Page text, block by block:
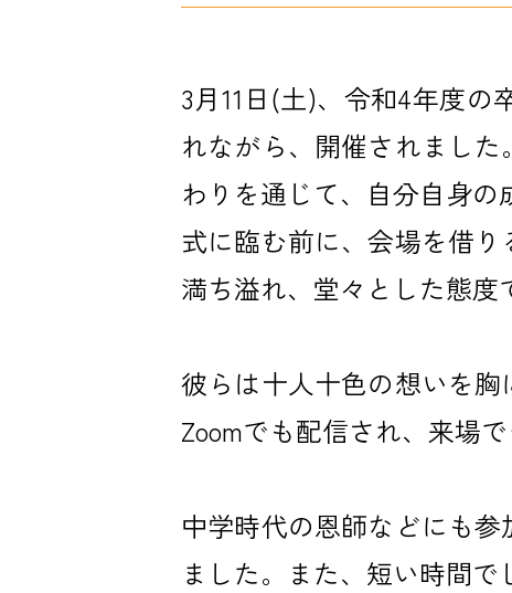
3月11日(土)、令和4年度
れながら、開催されまし
わりを通じて、自分自身の
式に臨む前に、会場を借
満ち溢れ、堂々とした態度
彼らは十人十色の想いを胸
Zoomでも配信され、来場
中学時代の恩師などにも
ました。また、短い時間で